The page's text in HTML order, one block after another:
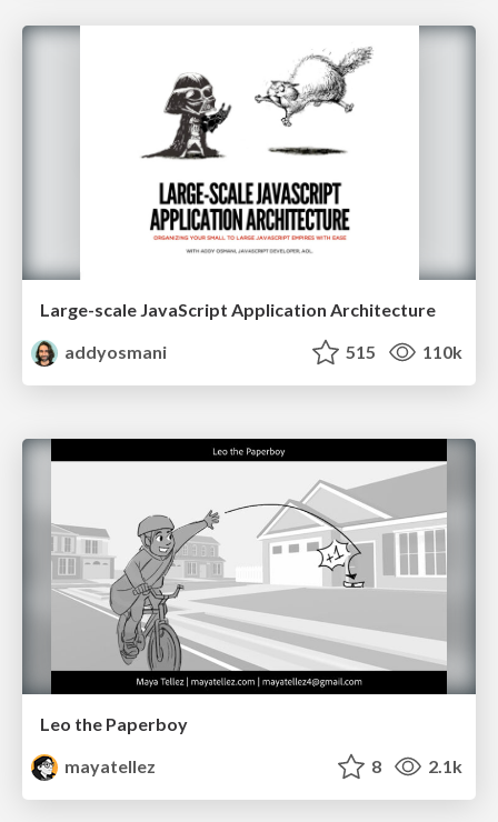
Large-scale JavaScript Application Architecture
addyosmani
515 110k
Leo the Paperboy
mayatellez
8 2.1k